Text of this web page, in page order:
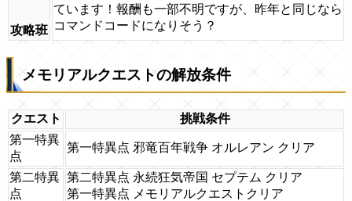
攻略班
ています！報酬も一部不明ですが、昨年と同じなら
コマンドコードになりそう？
メモリアルクエストの解放条件
クエスト
挑戦条件
第一特異
点
第一特異点 邪竜百年戦争 オルレアン クリア
第二特異
点
第二特異点 永続狂気帝国 セプテム クリア
第一特異点 メモリアルクエストクリア